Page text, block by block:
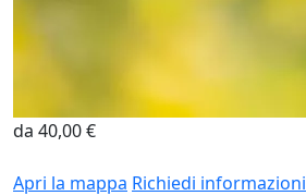
da 40,00 €
Apri la mappa Richiedi informazioni